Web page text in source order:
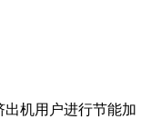
机用户进行节能加